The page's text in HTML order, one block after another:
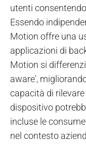
utenti
Essendo
Motion offre una
applicazioni di
Motion si
aware',
capacità di
dispositivo
incluse le
nel contesto